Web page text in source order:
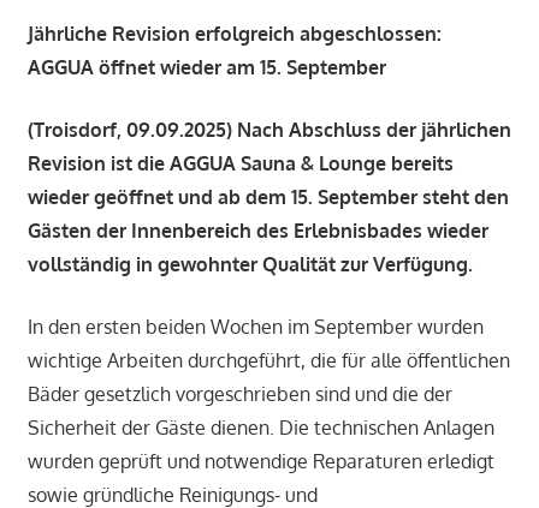
Jährliche Revision erfolgreich abgeschlossen:
AGGUA öffnet wieder am 15. September
(Troisdorf, 09.09.2025) Nach Abschluss der jährlichen
Revision ist die AGGUA Sauna & Lounge bereits
wieder geöffnet und ab dem 15. September steht den
Gästen der Innenbereich des Erlebnisbades wieder
vollständig in gewohnter Qualität zur Verfügung.
In den ersten beiden Wochen im September wurden
wichtige Arbeiten durchgeführt, die für alle öffentlichen
Bäder gesetzlich vorgeschrieben sind und die der
Sicherheit der Gäste dienen. Die technischen Anlagen
wurden geprüft und notwendige Reparaturen erledigt
sowie gründliche Reinigungs- und